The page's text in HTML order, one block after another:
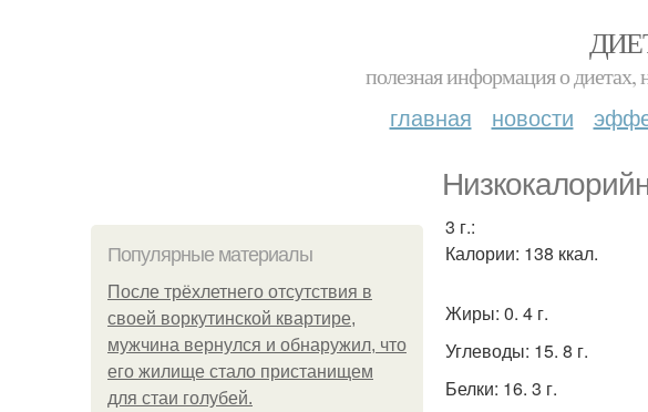
полезная информация о диетах,
главная новости
Популярные материалы
После трёхлетнего отсутствия в
своей воркутинской квартире,
мужчина вернулся и обнаружил, что
его жилище стало пристанищем
для стаи голубей.
3 г.:
Калории: 138 ккал.
Жиры: 0. 4 г.
Углеводы: 15. 8 г.
Белки: 16. 3 г.